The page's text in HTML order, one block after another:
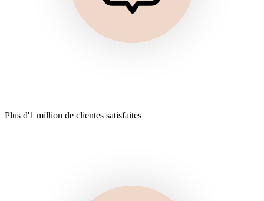
Plus d'1 million de clientes satisfaites